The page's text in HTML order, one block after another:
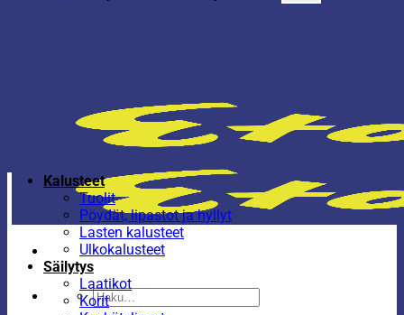
Etsi:
Kalusteet
Tuolit
Pöydät, lipastot ja hyllyt
Lasten kalusteet
Ulkokalusteet
Säilytys
Laatikot
Korit